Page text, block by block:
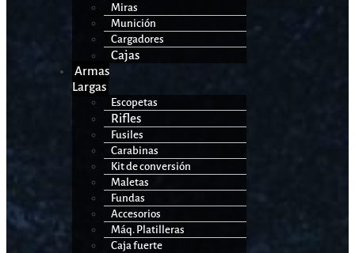
Miras
Munición
Cargadores
Cajas
Armas
Largas
Escopetas
Rifles
Fusiles
Carabinas
Kit de conversión
Maletas
Fundas
Accesorios
Máq. Platilleras
Caja fuerte